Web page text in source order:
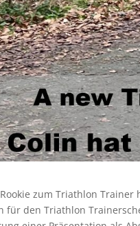
zum Triathlon
für den Triathlon